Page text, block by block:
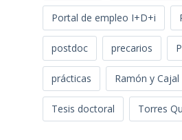
Portal de empleo I+D+i
postdoc precarios
prácticas Ramón y Cajal
Tesis doctoral Torres